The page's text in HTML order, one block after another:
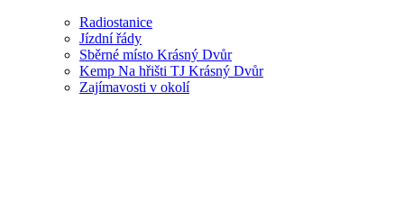
Radiostanice
Jízdní řády
Sběrné místo Krásný Dvůr
Kemp Na hřišti TJ Krásný Dvůr
Zajímavosti v okolí